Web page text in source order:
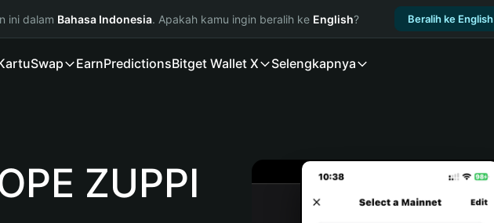
ini dalam Bahasa Indonesia. Apakah kamu ingin beralih ke English? Beralih ke English
Swap EarnPredictionsBitget Wallet X Selengkapnya
ZUPPI